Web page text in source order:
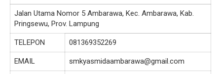
Jalan Utama Nomor 5 Ambarawa, Kec. Ambarawa, Kab.
Pringsewu, Prov. Lampung
TELEPON 081369352269
EMAIL smkyasmidaambarawa@gmail.com